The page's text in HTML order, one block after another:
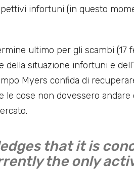
infortuni (in questo
ultimo per gli scambi (17
della situazione infortuni e
Myers confida di
le cose non dovessero
that it is
the only